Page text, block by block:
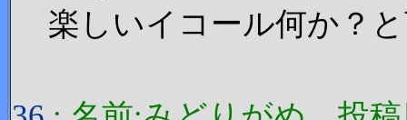
楽しいイコール何か？